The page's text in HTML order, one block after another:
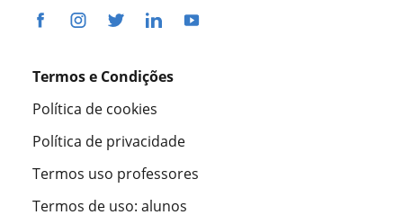
Termos e Condições
Política de cookies
Política de privacidade
Termos uso professores
Termos de uso: alunos